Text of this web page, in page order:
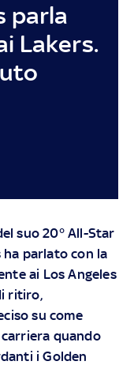
parla
Lakers.
suo 20° All-Star
ha parlato con la
ai Los Angeles
ritiro,
su come
quando
i Golden